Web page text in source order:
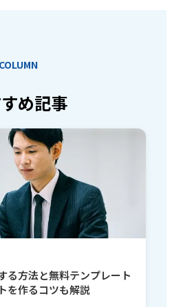
COLUMN
め記事
る方法と無料テンプレート
を作るコツも解説